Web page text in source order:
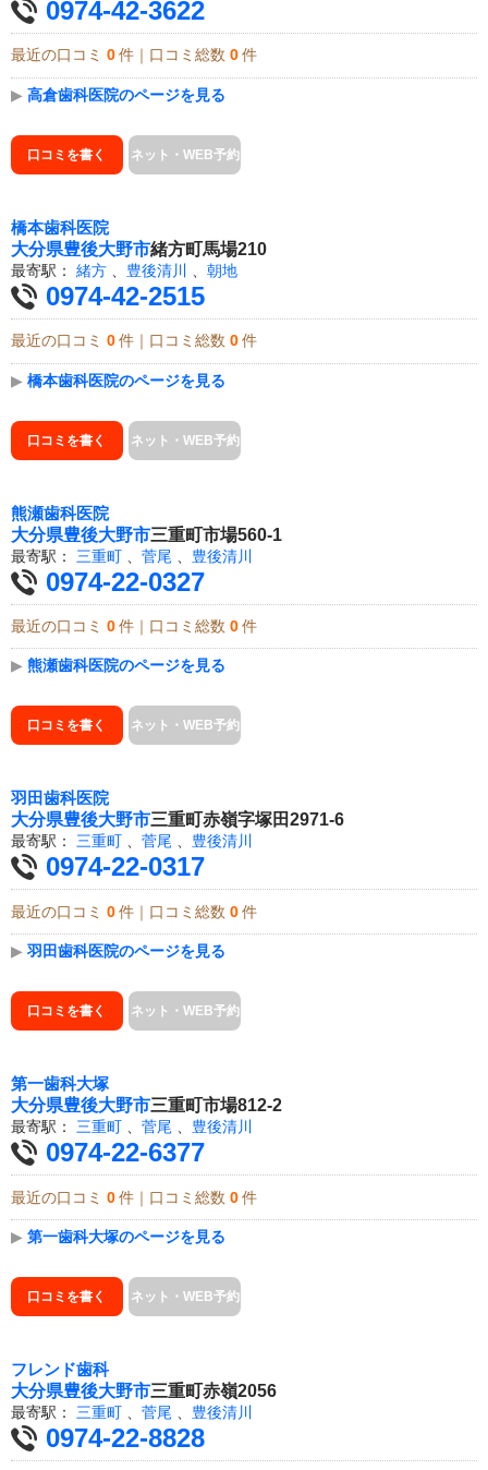
0974-42-3622
最近の口コミ 0 件｜口コミ総数 0 件
▶ 高倉歯科医院のページを見る
口コミを書く ネット・WEB予約
橋本歯科医院
大分県豊後大野市緒方町馬場210
最寄駅： 緒方 豊後清川 朝地
0974-42-2515
最近の口コミ 0 件｜口コミ総数 0 件
▶ 橋本歯科医院のページを見る
口コミを書く ネット・WEB予約
熊瀬歯科医院
大分県豊後大野市三重町市場560-1
最寄駅： 三重町 菅尾 豊後清川
0974-22-0327
最近の口コミ 0 件｜口コミ総数 0 件
▶ 熊瀬歯科医院のページを見る
口コミを書く ネット・WEB予約
羽田歯科医院
大分県豊後大野市三重町赤嶺字塚田2971-6
最寄駅： 三重町 、 菅尾 、 豊後清川
0974-22-0317
最近の口コミ 0 件｜口コミ総数 0 件
▶ 羽田歯科医院のページを見る
口コミを書く ネット・WEB予約
第一歯科大塚
大分県豊後大野市三重町市場812-2
最寄駅： 三重町 菅尾 豊後清川
0974-22-6377
最近の口コミ 0 件｜口コミ総数 0 件
▶ 第一歯科大塚のページを見る
口コミを書く ネット・WEB予約
フレンド歯科
大分県豊後大野市三重町赤嶺2056
最寄駅： 三重町 菅尾 豊後清川
0974-22-8828